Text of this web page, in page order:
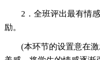
2．全班评出最有情
励。
(本环节的设置意在